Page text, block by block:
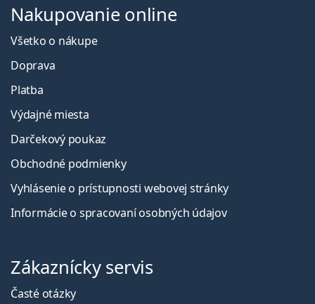
Nakupovanie online
Všetko o nákupe
Doprava
Platba
Výdajné miesta
Darčekový poukaz
Obchodné podmienky
Vyhlásenie o prístupnosti webovej stránky
Informácie o spracovaní osobných údajov
Zákaznícky servis
Časté otázky